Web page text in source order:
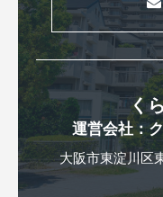
く
運営会社：
大阪市東淀川区